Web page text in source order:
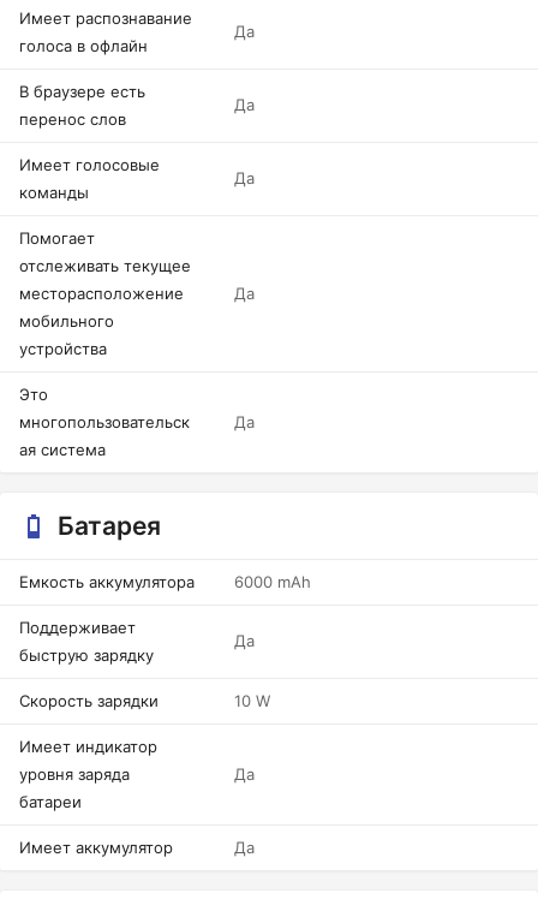
Имеет распознавание
голоса в офлайн
Да
В браузере есть
перенос слов
Да
Имеет голосовые
команды
Да
Помогает
отслеживать текущее
месторасположение
мобильного
устройства
Да
Это
многопользовательск
ая система
Да
Батарея
Емкость аккумулятора 6000 mAh
Поддерживает
быструю зарядку
Да
Скорость зарядки 10 W
Имеет индикатор
уровня заряда
батареи
Да
Имеет аккумулятор Да